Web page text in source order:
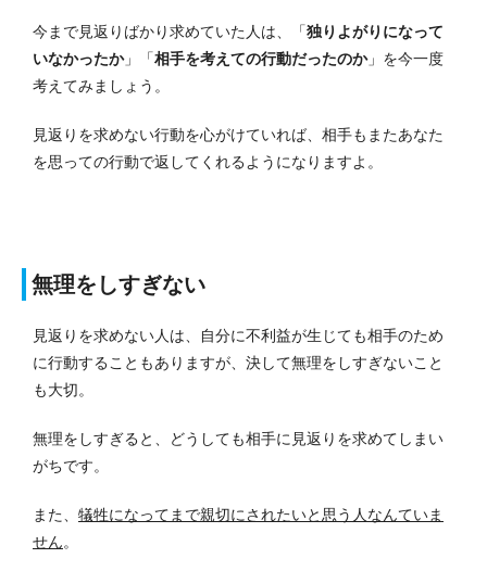
今まで見返りばかり求めていた人は、「独りよがりになって
いなかったか」「相手を考えての行動だったのか」を今一度
考えてみましょう。
見返りを求めない行動を心がけていれば、相手もまたあなた
を思っての行動で返してくれるようになりますよ。
無理をしすぎない
見返りを求めない人は、自分に不利益が生じても相手のため
に行動することもありますが、決して無理をしすぎないこと
も大切。
無理をしすぎると、どうしても相手に見返りを求めてしまい
がちです。
また、 犠牲になってまで親切にされたいと思う人なんていま
せん。